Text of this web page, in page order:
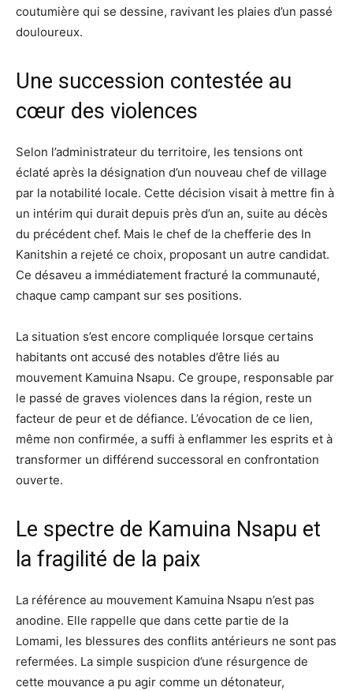
coutumière qui se dessine, ravivant les plaies d’un passé
douloureux.
Une succession contestée au
cœur des violences
Selon l’administrateur du territoire, les tensions ont
éclaté après la désignation d’un nouveau chef de village
par la notabilité locale. Cette décision visait à mettre fin à
un intérim qui durait depuis près d’un an, suite au décès
du précédent chef. Mais le chef de la chefferie des In
Kanitshin a rejeté ce choix, proposant un autre candidat.
Ce désaveu a immédiatement fracturé la communauté,
chaque camp campant sur ses positions.
La situation s’est encore compliquée lorsque certains
habitants ont accusé des notables d’être liés au
mouvement Kamuina Nsapu. Ce groupe, responsable par
le passé de graves violences dans la région, reste un
facteur de peur et de défiance. L’évocation de ce lien,
même non confirmée, a suffi à enflammer les esprits et à
transformer un différend successoral en confrontation
ouverte.
Le spectre de Kamuina Nsapu et
la fragilité de la paix
La référence au mouvement Kamuina Nsapu n’est pas
anodine. Elle rappelle que dans cette partie de la
Lomami, les blessures des conflits antérieurs ne sont pas
refermées. La simple suspicion d’une résurgence de
cette mouvance a pu agir comme un détonateur,